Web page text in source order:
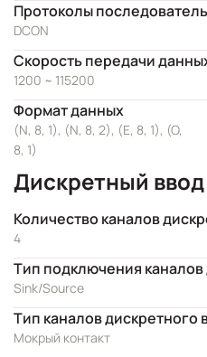
Протоколы
DCON
Скорость передачи
1200 ~ 115200
Формат данных
(N, 8, 1), (N, 8, 2), (E, 8, 1), (O,
8, 1)
Дискретный ввод
Количество каналов
4
Тип подключения каналов
Sink/Source
Тип каналов дискретного
Мокрый контакт